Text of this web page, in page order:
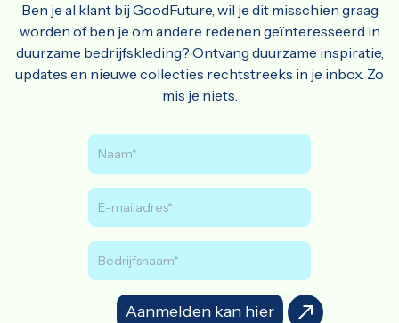
Ben je al klant bij GoodFuture, wil je dit misschien graag
worden of ben je om andere redenen geïnteresseerd in
duurzame bedrijfskleding? Ontvang duurzame inspiratie,
updates en nieuwe collecties rechtstreeks in je inbox. Zo
mis je niets.
Aanmelden kan hier